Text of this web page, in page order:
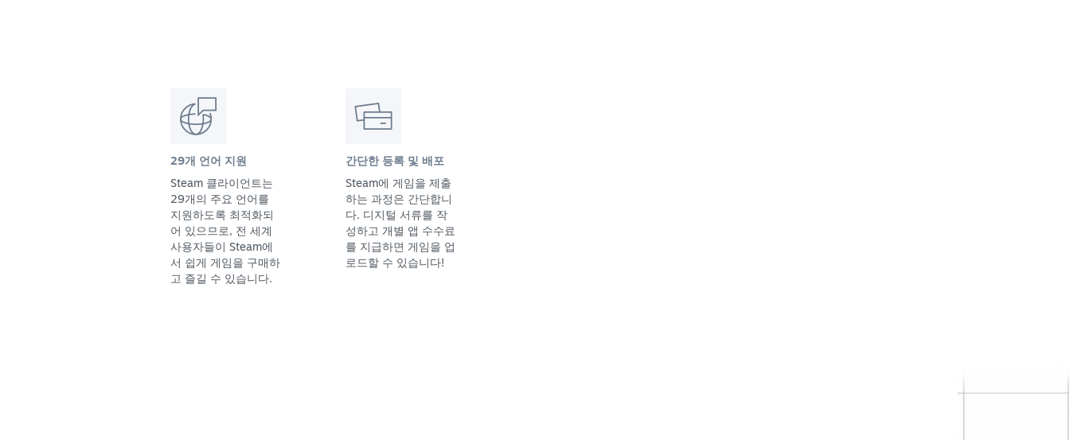
29개 언어 지원
Steam 클라이언트는
29개의 주요 언어를
지원하도록 최적화되
어 있으므로, 전 세계
사용자들이 Steam에
서 쉽게 게임을 구매하
고 즐길 수 있습니다.
간단한 등록 및 배포
Steam에 게임을 제출
하는 과정은 간단합니
다. 디지털 서류를 작
성하고 개별 앱 수수료
를 지급하면 게임을 업
로드할 수 있습니다!